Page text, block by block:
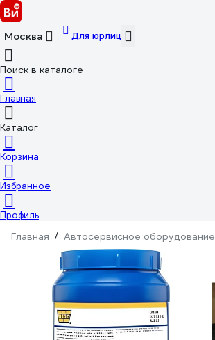
Москва Для юрлиц
Поиск в каталоге
Главная
Каталог
Корзина
Избранное
Профиль
Главная / Автосервисное оборудование